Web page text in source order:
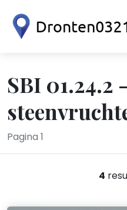
SBI 01.24.2
Pagina 1
4